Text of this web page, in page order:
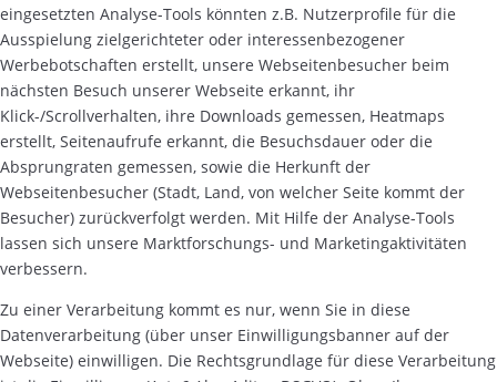
eingesetzten Analyse-Tools könnten z.B. Nutzerprofile für die
Ausspielung zielgerichteter oder interessenbezogener
Werbebotschaften erstellt, unsere Webseitenbesucher beim
nächsten Besuch unserer Webseite erkannt, ihr
Klick-/Scrollverhalten, ihre Downloads gemessen, Heatmaps
erstellt, Seitenaufrufe erkannt, die Besuchsdauer oder die
Absprungraten gemessen, sowie die Herkunft der
Webseitenbesucher (Stadt, Land, von welcher Seite kommt der
Besucher) zurückverfolgt werden. Mit Hilfe der Analyse-Tools
lassen sich unsere Marktforschungs- und Marketingaktivitäten
verbessern.
Zu einer Verarbeitung kommt es nur, wenn Sie in diese
Datenverarbeitung (über unser Einwilligungsbanner auf der
Webseite) einwilligen. Die Rechtsgrundlage für diese Verarbeitung